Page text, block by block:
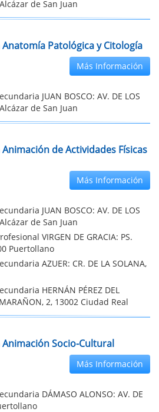
de San Juan
Patológica y Citología
Más Información
JUAN BOSCO: AV. DE LOS
de San Juan
de Actividades Físicas
Más Información
JUAN BOSCO: AV. DE LOS
de San Juan
VIRGEN DE GRACIA: PS.
Puertollano
AZUER: CR. DE LA SOLANA,
HERNÁN PÉREZ DEL
2, 13002 Ciudad Real
Socio-Cultural
Más Información
DÁMASO ALONSO: AV. DE